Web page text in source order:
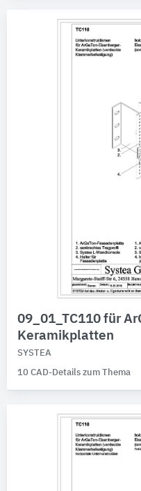
09_01_TC110 für
Keramikplatten
SYSTEA
10 CAD-Details zum Thema